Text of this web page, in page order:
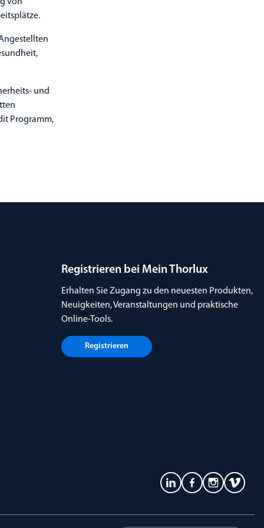
und
Programm,
Registrieren bei Mein Thorlux
Erhalten Sie Zugang zu den neuesten Produkten,
Neuigkeiten, Veranstaltungen und praktische
Online-Tools.
Registrieren